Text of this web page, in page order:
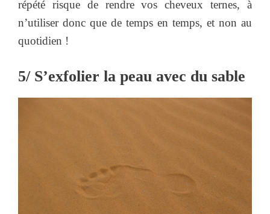
répété risque de rendre vos cheveux ternes, à
n’utiliser donc que de temps en temps, et non au
quotidien !
5/ S’exfolier la peau avec du sable